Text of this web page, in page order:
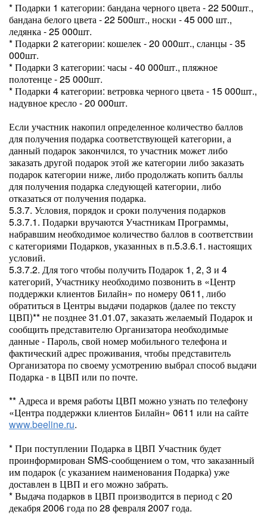
* Подарки 1 категории: бандана черного цвета - 22 500шт.,
бандана белого цвета - 22 500шт., носки - 45 000 шт.,
ледянка - 25 000шт.
* Подарки 2 категории: кошелек - 20 000шт., сланцы - 35
000шт.
* Подарки 3 категории: часы - 40 000шт., пляжное
полотенце - 25 000шт.
* Подарки 4 категории: ветровка черного цвета - 15 000шт.,
надувное кресло - 20 000шт.
Если участник накопил определенное количество баллов
для получения подарка соответствующей категории, а
данный подарок закончился, то участник может либо
заказать другой подарок этой же категории либо заказать
подарок категории ниже, либо продолжать копить баллы
для получения подарка следующей категории, либо
отказаться от получения подарка.
5.3.7. Условия, порядок и сроки получения подарков
5.3.7.1. Подарки вручаются Участникам Программы,
набравшим необходимое количество баллов в соответствии
с категориями Подарков, указанных в п.5.3.6.1. настоящих
условий.
5.3.7.2. Для того чтобы получить Подарок 1, 2, 3 и 4
категорий, Участнику необходимо позвонить в «Центр
поддержки клиентов Билайн» по номеру 0611, либо
обратиться в Центры выдачи подарков (далее по тексту
ЦВП)** не позднее 31.01.07, заказать желаемый Подарок и
сообщить представителю Организатора необходимые
данные - Пароль, свой номер мобильного телефона и
фактический адрес проживания, чтобы представитель
Организатора по своему усмотрению выбрал способ выдачи
Подарка - в ЦВП или по почте.
** Адреса и время работы ЦВП можно узнать по телефону
«Центра поддержки клиентов Билайн» 0611 или на сайте
www.beeline.ru.
* При поступлении Подарка в ЦВП Участник будет
проинформирован SMS-сообщением о том, что заказанный
им подарок (с указанием наименования Подарка) уже
доставлен в ЦВП и его можно забрать.
* Выдача подарков в ЦВП производится в период с 20
декабря 2006 года по 28 февраля 2007 года.